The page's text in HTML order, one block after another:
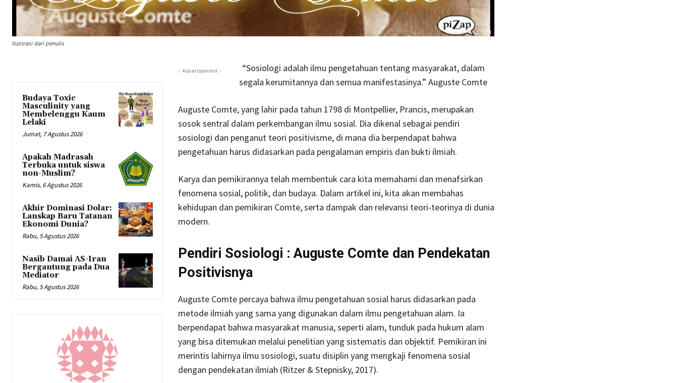
Ilustrasi dari penulis
Budaya Toxic
Masculinity yang
Membelenggu Kaum
Lelaki
Jumat, 7 Agustus 2026
Apakah Madrasah
Terbuka untuk siswa
non-Muslim?
Kamis, 6 Agustus 2026
Akhir Dominasi Dolar:
Lanskap Baru Tatanan
Ekonomi Dunia?
Rabu, 5 Agustus 2026
Nasib Damai AS-Iran
Bergantung pada Dua
Mediator
Rabu, 5 Agustus 2026
- Advertisement -
“Sosiologi adalah ilmu pengetahuan tentang masyarakat, dalam
segala kerumitannya dan semua manifestasinya.” Auguste Comte
Auguste Comte, yang lahir pada tahun 1798 di Montpellier, Prancis, merupakan
sosok sentral dalam perkembangan ilmu sosial. Dia dikenal sebagai pendiri
sosiologi dan penganut teori positivisme, di mana dia berpendapat bahwa
pengetahuan harus didasarkan pada pengalaman empiris dan bukti ilmiah.
Karya dan pemikirannya telah membentuk cara kita memahami dan menafsirkan
fenomena sosial, politik, dan budaya. Dalam artikel ini, kita akan membahas
kehidupan dan pemikiran Comte, serta dampak dan relevansi teori-teorinya di dunia
modern.
Pendiri Sosiologi : Auguste Comte dan Pendekatan
Positivisnya
Auguste Comte percaya bahwa ilmu pengetahuan sosial harus didasarkan pada
metode ilmiah yang sama yang digunakan dalam ilmu pengetahuan alam. Ia
berpendapat bahwa masyarakat manusia, seperti alam, tunduk pada hukum alam
yang bisa ditemukan melalui penelitian yang sistematis dan objektif. Pemikiran ini
merintis lahirnya ilmu sosiologi, suatu disiplin yang mengkaji fenomena sosial
dengan pendekatan ilmiah (Ritzer & Stepnisky, 2017).